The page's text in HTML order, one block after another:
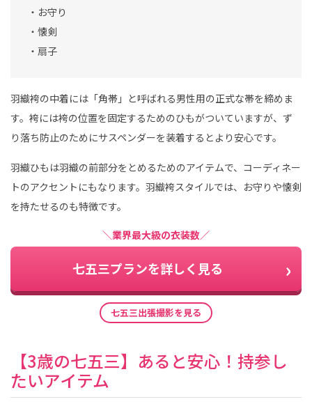
・お守り
・懐剣
・扇子
羽織袴の中着には「角帯」と呼ばれる男性用の正式な帯を締めま
す。袴には袴の位置を固定するためのひもがついていますが、ず
り落ち防止のためにサスペンダーを装着するとより安心です。
羽織ひもは羽織の前部分をとめるためのアイテムで、コーディネー
トのアクセントにもなります。羽織袴スタイルでは、お守りや懐剣
を持たせるのも特徴です。
＼業界最大級の衣装数／
七五三プランを詳しく見る
七五三出張撮影を見る
【3歳の七五三】あると安心！持参し
たいアイテム